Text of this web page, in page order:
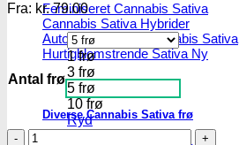
Feminiseret Cannabis Sativa
Cannabis Sativa Hybrider
Autoblomstrende Cannabis Sativa
Hurtigblomstrende Sativa
Diverse Cannabis Sativa frø
Fra: kr.79.00
Antal frø
1 frø
3 frø
5 frø
10 frø
Ryd
Blackberry